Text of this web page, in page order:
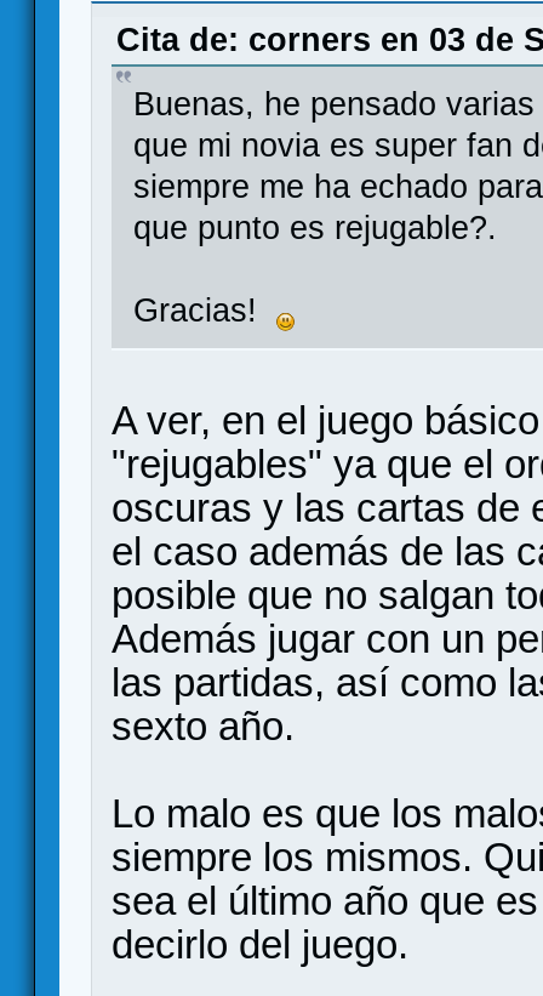
Cita de: corners en 03 de
Buenas, he pensado
que mi novia es super fan
siempre me ha echado
que punto es rejugable?.
Gracias!
A ver, en el juego
"rejugables" ya que el
oscuras y las cartas de
el caso además de las
posible que no salgan
Además jugar con un
las partidas, así como
sexto año.
Lo malo es que los
siempre los mismos.
sea el último año que
decirlo del juego.